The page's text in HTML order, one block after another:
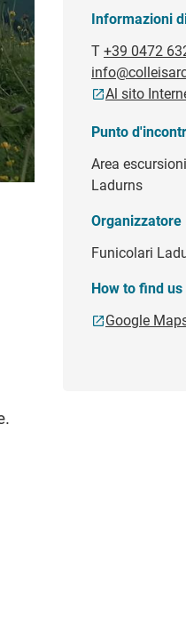
Informazioni
T +39 0472
Al sito
Punto
Area
Ladurns
Organizzatore
Funicolari
How to find us
Google